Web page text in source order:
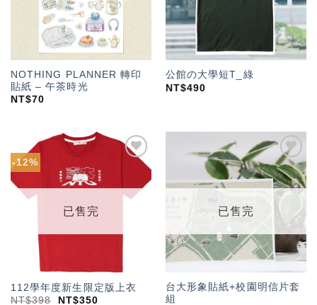
NOTHING PLANNER 轉印
貼紙 – 午茶時光
NT$70
公館の大學短T_綠
NT$490
-12%
望輕
單」
已售完
112學年度新生限定版上衣
NT$398 NT$350
加入
「願
望輕
單」
已售完
台大形象貼紙+校園明信片套
組